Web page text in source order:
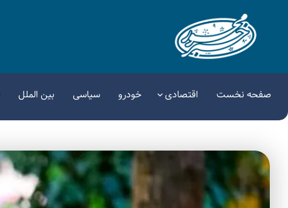
صفحه نخست اقتصادی خودرو سیاسی بین الملل